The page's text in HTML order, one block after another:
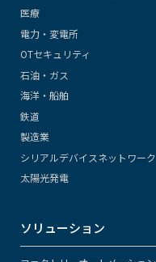
医療
電力・変電所
OTセキュリティ
石油・ガス
海洋・船舶
鉄道
製造業
シリアルデバイスネットワーク
太陽光発電
ソリューション